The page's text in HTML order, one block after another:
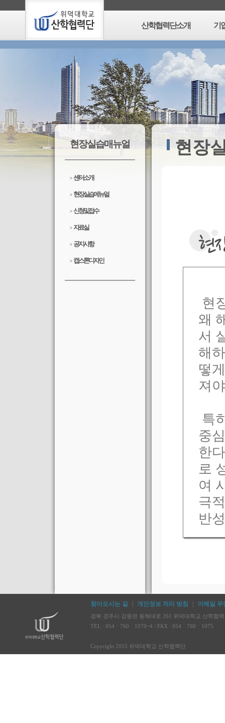
산학협력단소개 기
현장실습매뉴얼
> 센터소개
> 현장실습메뉴얼
> 신청 및 접수
> 자료실
> 공지사항
> 캡스톤디자인
현장
현
왜
서
해
떻
져
특
중
한
로
여
극
반
찾아오시는 길 개인정보 처리 방침 이메일 무
경북 경주시 강동면 동해대로 261 위덕대학교 산학협
TEL : 054ㆍ760ㆍ1070~4 / FAX : 054ㆍ760ㆍ1075
Copyright 2015 위덕대학교 산학협력단